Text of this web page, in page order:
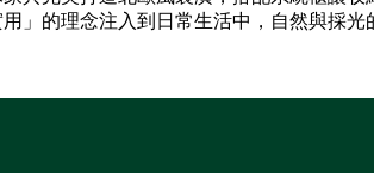
」的理念注入到日常生活中，自然與採光